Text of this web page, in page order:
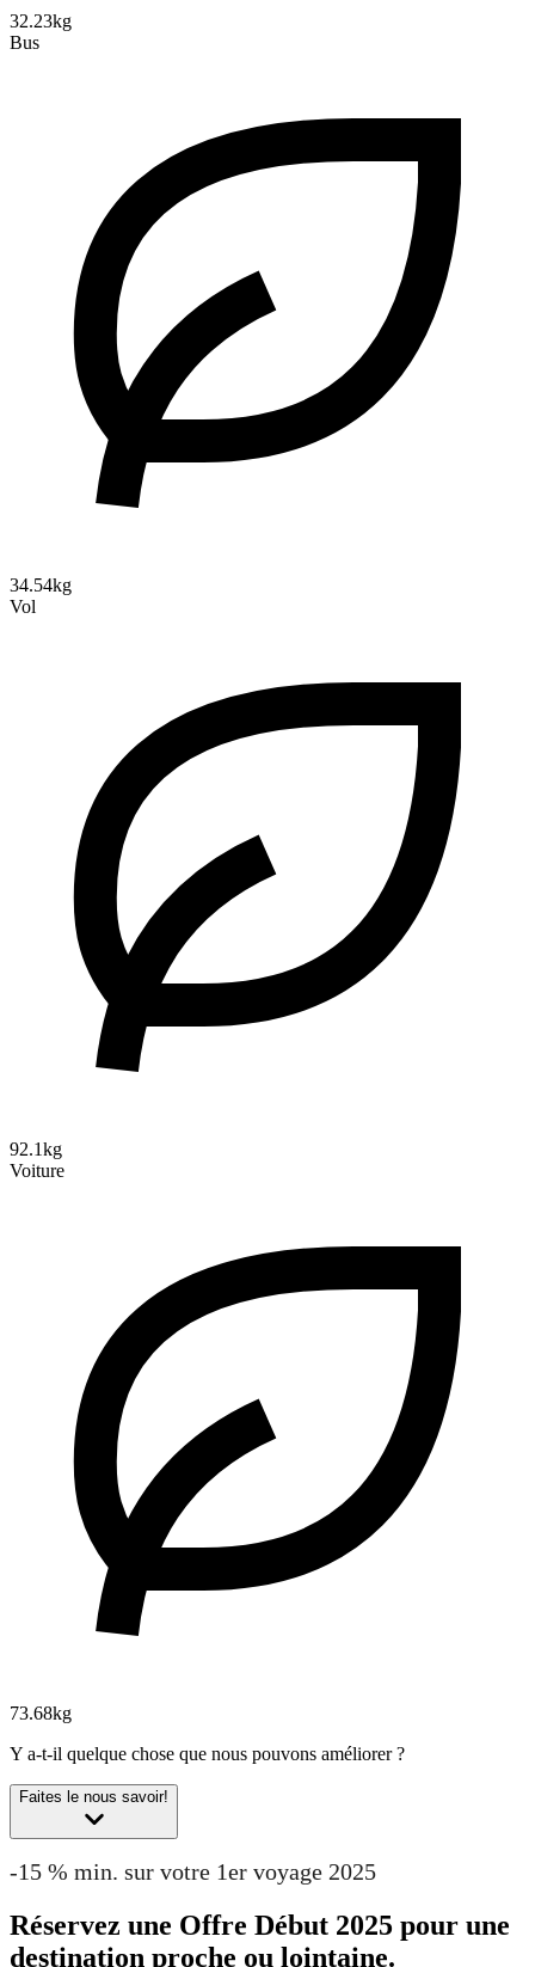
32.23kg
Bus
34.54kg
Vol
92.1kg
Voiture
73.68kg
Y a-t-il quelque chose que nous pouvons améliorer ?
Faites le nous savoir!
-15 % min. sur votre 1er voyage 2025
Réservez une Offre Début 2025 pour une
destination proche ou lointaine.